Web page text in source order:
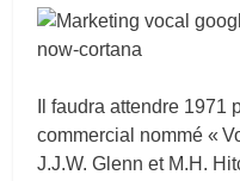
Il faudra attendre
commercial nommé «
J.J.W. Glenn et M.H.